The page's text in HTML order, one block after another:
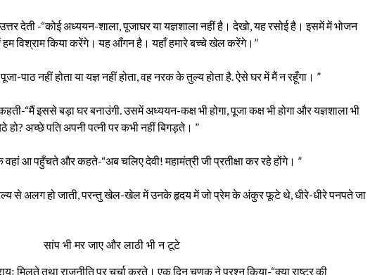
देती -“कोई अध्ययन-शाला, पूजाघर या यज्ञशाला नहीं है। देखो, यह रसोई है। इसमें में भोजन
विश्राम किया करेंगे। यह आँगन है। यहाँ हमारे बच्चे खेल करेंगे।”
पाठ नहीं होता या यज्ञ नहीं होता, वह नरक के तुल्य होता है. ऐसे घर में मैं न रहूँगा। ”
“मैं इससे बड़ा घर बनाउंगी. उसमें अध्ययन-कक्ष भी होगा, पूजा कक्ष भी होगा और यज्ञशाला भी
हो? अच्छे पति अपनी पत्नी पर कभी नहीं बिगड़ते। ”
आ पहुँचते और कहते-“अब चलिए देवी! महामंत्री जी प्रतीक्षा कर रहे होंगे। ”
से अलग हो जाती, परन्तु खेल-खेल में उनके हृदय में जो प्रेम के अंकुर फूटे थे, धीरे-धीरे पनपते जा
सांप भी मर जाए और लाठी भी न टूटे
मिलते तथा राजनीति पर चर्चा करते। एक दिन चणक ने प्रश्न किया-“क्या राष्ट्र की